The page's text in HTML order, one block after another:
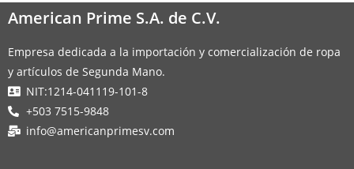
American Prime S.A. de C.V.
Empresa dedicada a la importación y comercialización de ropa
y artículos de Segunda Mano.
NIT:1214-041119-101-8
+503 7515-9848
info@americanprimesv.com